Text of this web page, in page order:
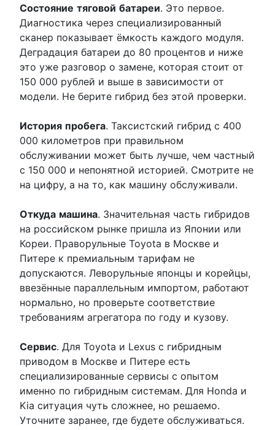
Состояние тяговой батареи. Это первое.
Диагностика через специализированный
сканер показывает ёмкость каждого модуля.
Деградация батареи до 80 процентов и ниже
это уже разговор о замене, которая стоит от
150 000 рублей и выше в зависимости от
модели. Не берите гибрид без этой проверки.
История пробега. Таксистский гибрид с 400
000 километров при правильном
обслуживании может быть лучше, чем частный
с 150 000 и непонятной историей. Смотрите не
на цифру, а на то, как машину обслуживали.
Откуда машина. Значительная часть гибридов
на российском рынке пришла из Японии или
Кореи. Праворульные Toyota в Москве и
Питере к премиальным тарифам не
допускаются. Леворульные японцы и корейцы,
ввезённые параллельным импортом, работают
нормально, но проверьте соответствие
требованиям агрегатора по году и кузову.
Сервис. Для Toyota и Lexus с гибридным
приводом в Москве и Питере есть
специализированные сервисы с опытом
именно по гибридным системам. Для Honda и
Kia ситуация чуть сложнее, но решаемо.
Уточните заранее, где будете обслуживаться.